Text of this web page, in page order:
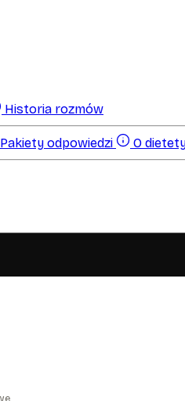
Historia rozmów
Pakiety odpowiedzi O
wiadomości
jakości usługi i jej promocji